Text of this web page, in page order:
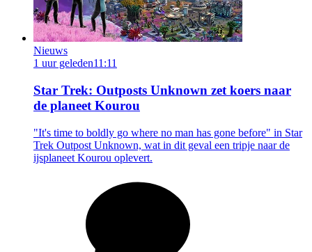
Nieuws
1 uur geleden11:11
Star Trek: Outposts Unknown zet koers naar
de planeet Kourou
"It's time to boldly go where no man has gone before" in Star
Trek Outpost Unknown, wat in dit geval een tripje naar de
ijsplaneet Kourou oplevert.